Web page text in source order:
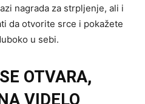
nagrada za strpljenje, ali i
da otvorite srce i pokažete
u sebi.
OTVARA,
VIDELO